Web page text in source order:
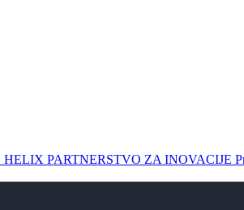
HELIX PARTNERSTVO ZA INOVACIJE